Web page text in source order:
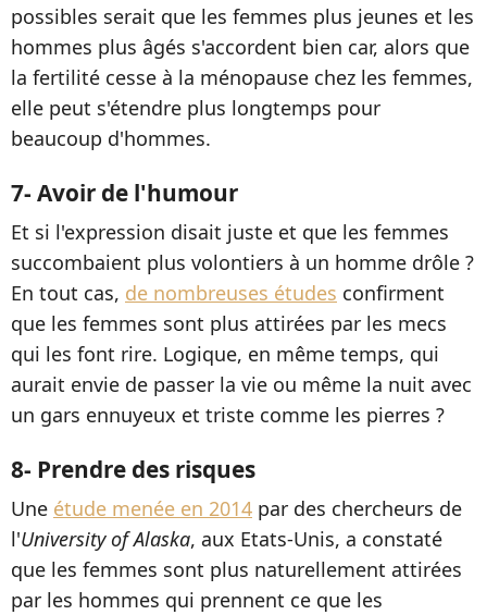
possibles serait que les femmes plus jeunes et les
hommes plus âgés s'accordent bien car, alors que
la fertilité cesse à la ménopause chez les femmes,
elle peut s'étendre plus longtemps pour
beaucoup d'hommes.
7- Avoir de l'humour
Et si l'expression disait juste et que les femmes
succombaient plus volontiers à un homme drôle ?
En tout cas, de nombreuses études confirment
que les femmes sont plus attirées par les mecs
qui les font rire. Logique, en même temps, qui
aurait envie de passer la vie ou même la nuit avec
un gars ennuyeux et triste comme les pierres ?
8- Prendre des risques
Une étude menée en 2014 par des chercheurs de
l'University of Alaska, aux Etats-Unis, a constaté
que les femmes sont plus naturellement attirées
par les hommes qui prennent ce que les